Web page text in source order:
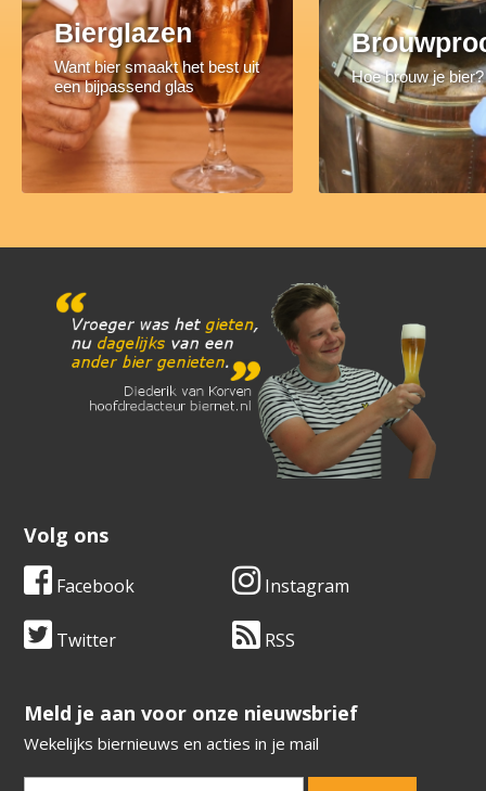
Bierglazen
Want bier smaakt het best uit
een bijpassend glas
Hoe brouw je bier?
Volg ons
Facebook Instagram
Twitter RSS
​​​​​​​Meld je aan voor onze nieuwsbrief
Wekelijks biernieuws en acties in je mail